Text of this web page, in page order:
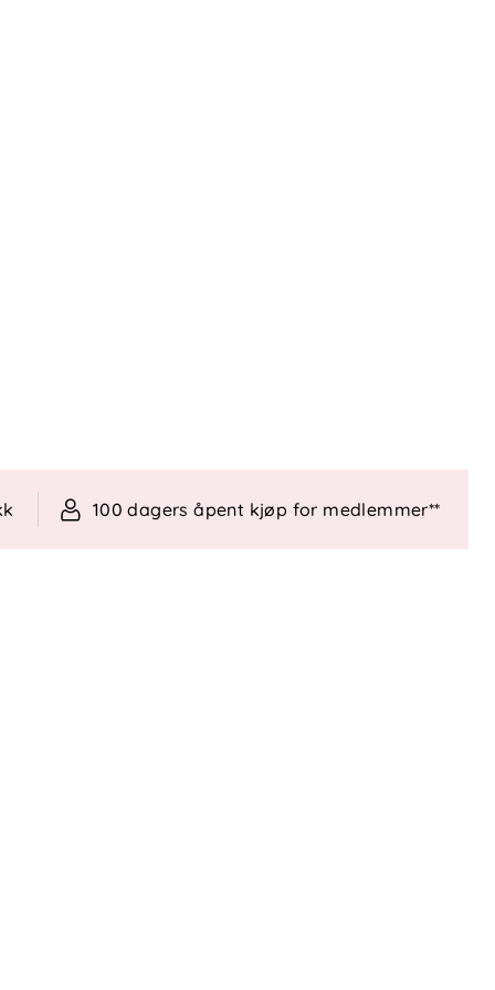
100 dagers åpent kjøp for medlemmer**